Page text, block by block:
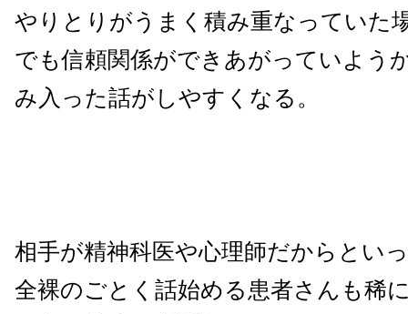
やりとりがうまく積み重なっていた
でも信頼関係ができあがっていよう
み入った話がしやすくなる。
相手が精神科医や心理師だからとい
全裸のごとく話始める患者さんも稀